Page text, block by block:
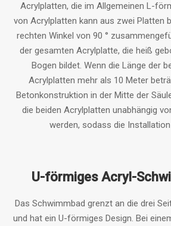
Acrylplatten, die im Allgemeinen L-
von Acrylplatten kann aus zwei Platten
rechten Winkel von 90 °
der gesamten Acrylplatte, die heiß
Bogen bildet. Wenn die Länge der
Acrylplatten mehr als 10 Meter
Betonkonstruktion in der Mitte der
die beiden Acrylplatten unabhängig
werden, sodass die
U-förmiges Acryl-
Das Schwimmbad grenzt an die drei
und hat ein U-förmiges Design. Bei